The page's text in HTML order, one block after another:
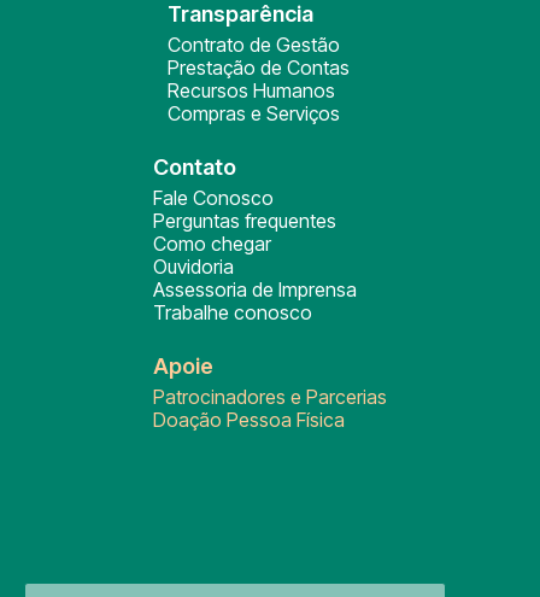
Transparência
Contrato de Gestão
Prestação de Contas
Recursos Humanos
Compras e Serviços
Contato
Fale Conosco
Perguntas frequentes
Como chegar
Ouvidoria
Assessoria de Imprensa
Trabalhe conosco
Apoie
Patrocinadores e Parcerias
Doação Pessoa Física